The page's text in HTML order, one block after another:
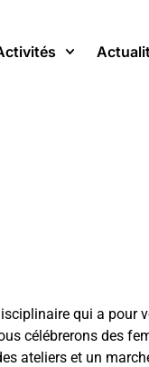
qui a pour
célébrerons des
ateliers et un